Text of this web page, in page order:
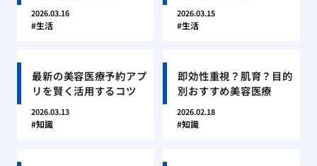
2026.03.16
生活
2026.03.15
生活
最新の美容医療予約アプ
リを賢く活用するコツ
2026.03.13
知識
即効性重視？肌育？目的
別おすすめ美容医療
2026.02.18
知識